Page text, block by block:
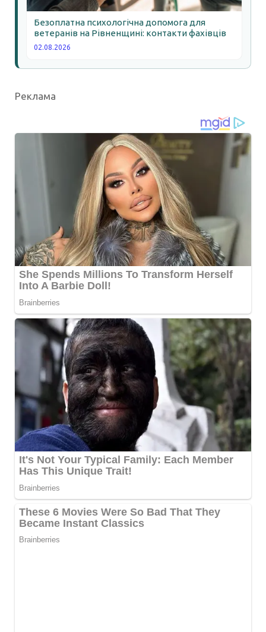
Безоплатна психологічна допомога для
ветеранів на Рівненщині: контакти фахівців
02.08.2026
Реклама